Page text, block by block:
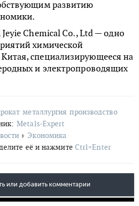
развитию
Chemical Co., Ltd — одно
химической
специализирующееся на
и электропроводящих
металлургия производство
Metals-Expert
Экономика
её и нажмите Ctrl+Enter
или добавить комментарии